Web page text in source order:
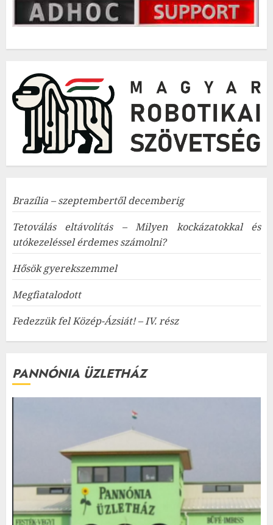
Brazília – szeptembertől decemberig
Tetoválás eltávolítás – Milyen kockázatokkal és
utókezeléssel érdemes számolni?
Hősök gyerekszemmel
Megfiatalodott
Fedezzük fel Közép-Ázsiát! – IV. rész
PANNÓNIA ÜZLETHÁZ